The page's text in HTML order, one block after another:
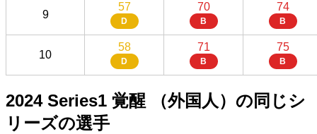
9
57
D
70
B
74
B
10
58
D
71
B
75
B
2024 Series1 覚醒 （外国人）の同じシ
リーズの選手